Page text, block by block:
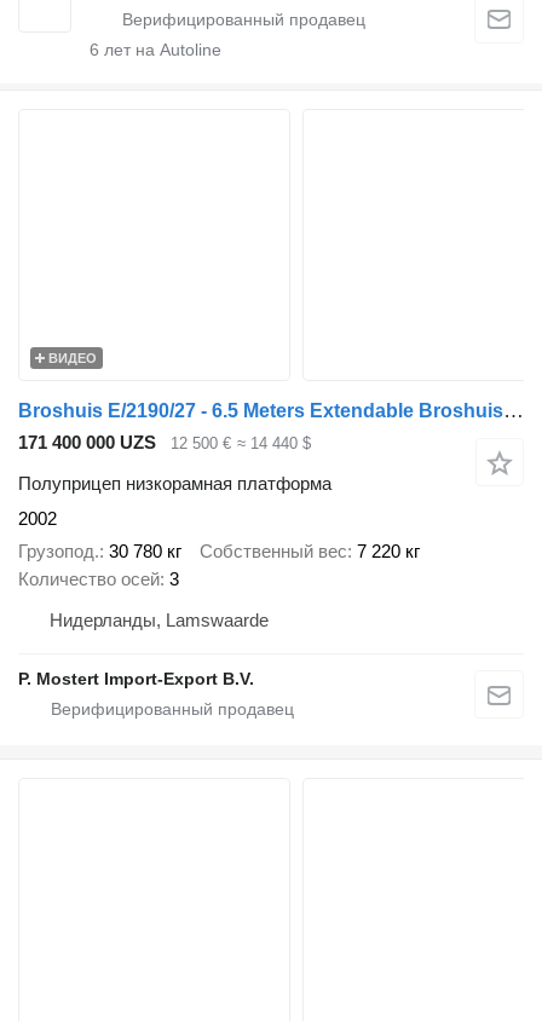
6 лет на Autoline
ВИДЕО
Broshuis E/2190/27 - 6.5 Meters Extendable Broshuis E2190/27 Low Loader –
171 400 000 UZS 12 500 € ≈ 14 440 $
Полуприцеп низкорамная платформа
2002
Грузопод. 30 780 кг Собственный вес 7 220 кг
Количество осей 3
Нидерланды, Lamswaarde
P. Mostert Import-Export B.V.